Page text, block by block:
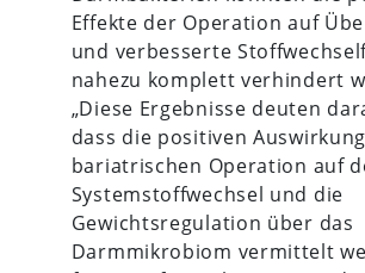
Effekte der Operation auf
und verbesserte
nahezu komplett verhindert
„Diese Ergebnisse deuten
dass die positiven
bariatrischen Operation auf
Systemstoffwechsel und die
Gewichtsregulation über das
Darmmikrobiom vermittelt